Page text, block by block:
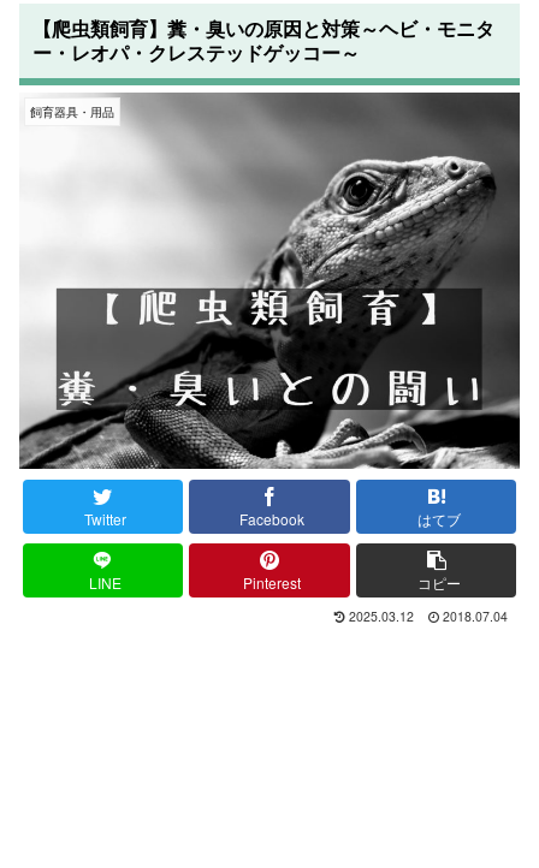
【爬虫類飼育】糞・臭いの原因と対策～ヘビ・モニタ
ー・レオパ・クレステッドゲッコー～
飼育器具・用品
Twitter Facebook はてブ
LINE Pinterest コピー
2025.03.12 2018.07.04